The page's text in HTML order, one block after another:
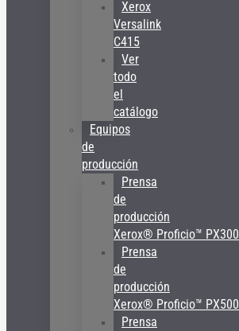
Xerox
Versalink
C415
Ver
todo
el
catálogo
Equipos
de
producción
Prensa
de
producción
Xerox® Proficio™ PX300
Prensa
de
producción
Xerox® Proficio™ PX500
Prensa